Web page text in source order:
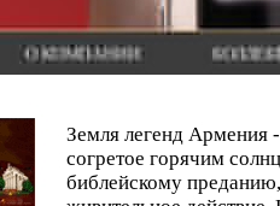
Земля легенд Армения
согретое горячим
библейскому